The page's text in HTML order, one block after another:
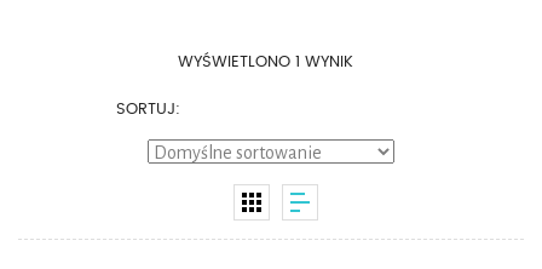
WYŚWIETLONO 1 WYNIK
SORTUJ: